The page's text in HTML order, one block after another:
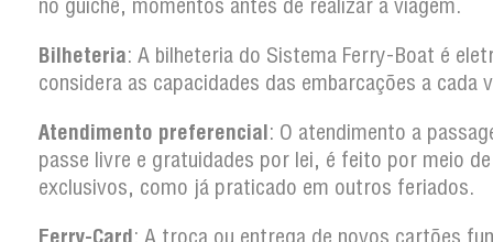
no guichê, momentos antes de realizar a viagem.
Bilheteria: A bilheteria do Sistema Ferry-Boat é
considera as capacidades das embarcações a cada
Atendimento preferencial: O atendimento a
passe livre e gratuidades por lei, é feito por meio
exclusivos, como já praticado em outros feriados.